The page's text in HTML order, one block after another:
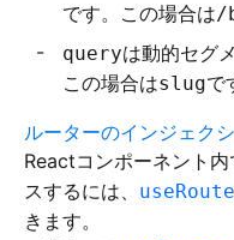
です。この場合は/
queryは動的セグ
この場合はslugで
ルーターのインジェク
Reactコンポーネント内
スするには、
きます。